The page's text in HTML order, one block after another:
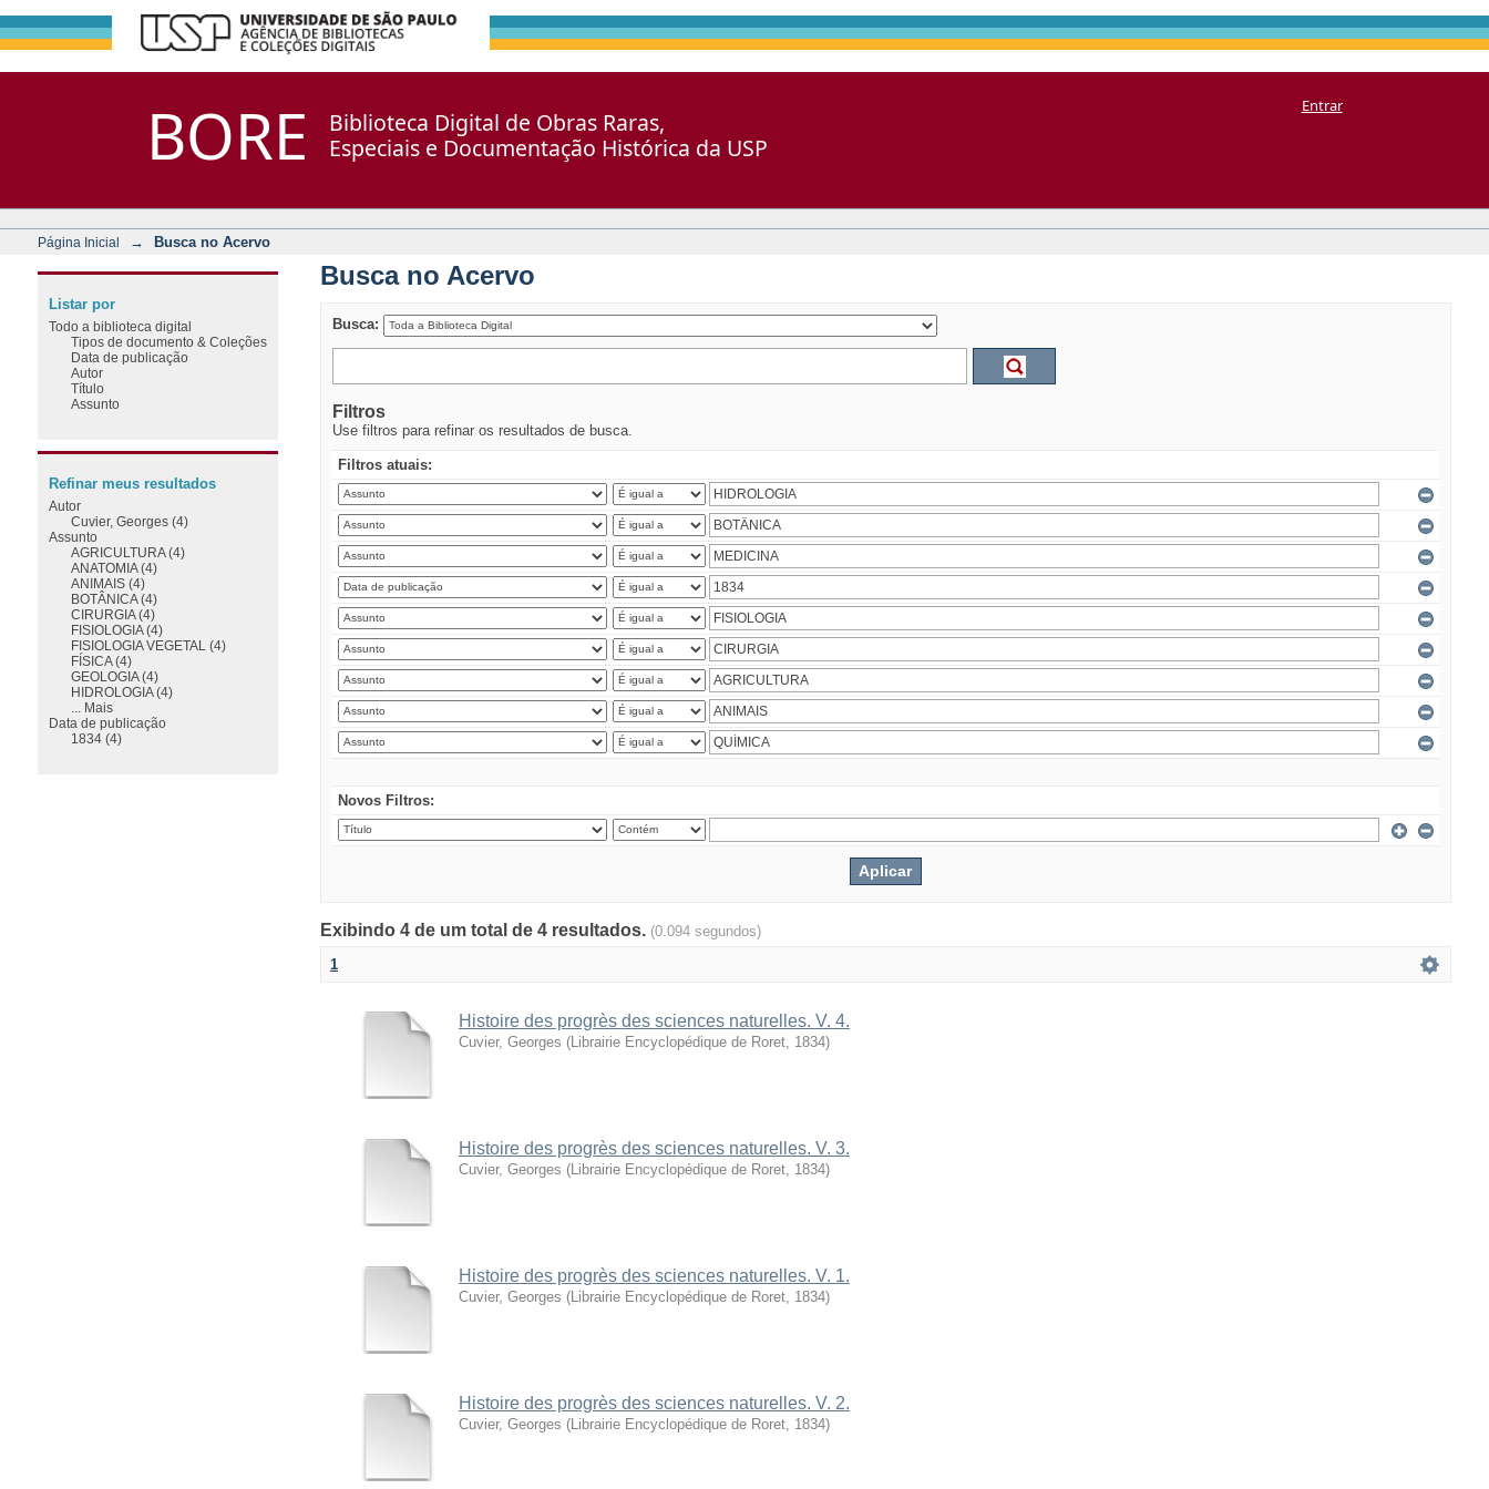
BORE
Biblioteca Digital de Obras Raras,
Especiais e Documentação Histórica da USP
Entrar
Página Inicial → Busca no Acervo
Busca no Acervo
Busca:
Filtros
Use filtros para refinar os resultados de busca.
Filtros atuais:
Novos Filtros:
Exibindo 4 de um total de 4 resultados. (0.094 segundos)
1
Histoire des progrès des sciences naturelles. V. 4.
Cuvier, Georges (Librairie Encyclopédique de Roret, 1834)
Histoire des progrès des sciences naturelles. V. 3.
Cuvier, Georges (Librairie Encyclopédique de Roret, 1834)
Histoire des progrès des sciences naturelles. V. 1.
Cuvier, Georges (Librairie Encyclopédique de Roret, 1834)
Histoire des progrès des sciences naturelles. V. 2.
Cuvier, Georges (Librairie Encyclopédique de Roret, 1834)
Listar por
Todo a biblioteca digital
Tipos de documento & Coleções
Data de publicação
Autor
Título
Assunto
Refinar meus resultados
Autor
Cuvier, Georges (4)
Assunto
AGRICULTURA (4)
ANATOMIA (4)
ANIMAIS (4)
BOTÂNICA (4)
CIRURGIA (4)
FISIOLOGIA (4)
FISIOLOGIA VEGETAL (4)
FÍSICA (4)
GEOLOGIA (4)
HIDROLOGIA (4)
... Mais
Data de publicação
1834 (4)